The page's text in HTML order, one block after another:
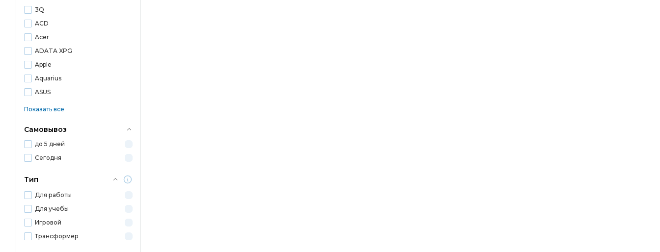
3Q
ACD
Acer
ADATA XPG
Apple
Aquarius
ASUS
Показать все
Самовывоз
до 5 дней
Сегодня
Тип
Для работы
Для учебы
Игровой
Трансформер